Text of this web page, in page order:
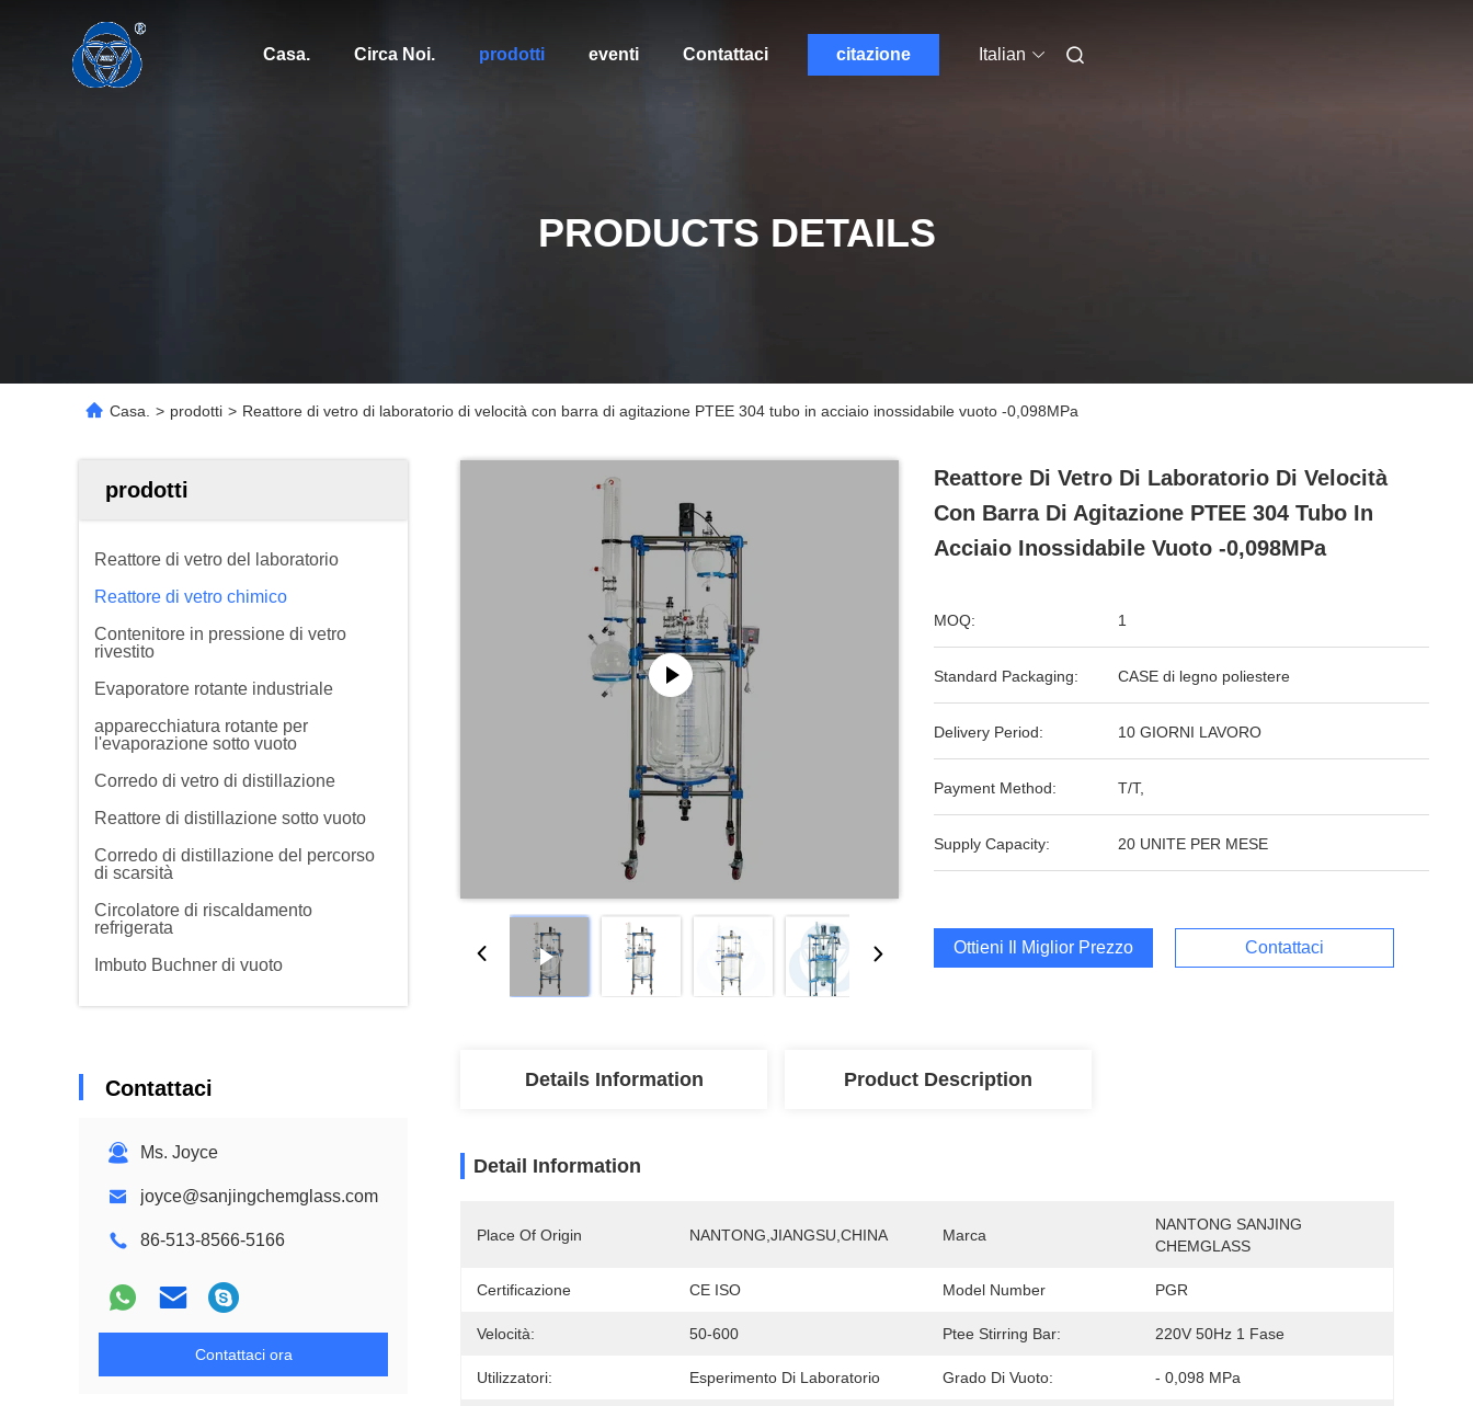
Casa. Circa Noi. prodotti eventi Contattaci citazione Italian
PRODUCTS DETAILS
Casa. > prodotti > Reattore di vetro di laboratorio di velocità con barra di agitazione PTEE 304 tubo in acciaio inossidabile vuoto -0,098MPa
prodotti
Reattore di vetro del laboratorio
Reattore di vetro chimico
Contenitore in pressione di vetro
rivestito
Evaporatore rotante industriale
apparecchiatura rotante per
l'evaporazione sotto vuoto
Corredo di vetro di distillazione
Reattore di distillazione sotto vuoto
Corredo di distillazione del percorso
di scarsità
Circolatore di riscaldamento
refrigerata
Imbuto Buchner di vuoto
Contattaci
Ms. Joyce
joyce@sanjingchemglass.com
86-513-8566-5166
Contattaci ora
Reattore Di Vetro Di Laboratorio Di Velocità
Con Barra Di Agitazione PTEE 304 Tubo In
Acciaio Inossidabile Vuoto -0,098MPa
MOQ: 1
Standard Packaging: CASE di legno poliestere
Delivery Period: 10 GIORNI LAVORO
Payment Method: T/T,
Supply Capacity: 20 UNITE PER MESE
Ottieni Il Miglior Prezzo Contattaci
Details Information Product Description
Detail Information
Place Of Origin NANTONG,JIANGSU,CHINA Marca
NANTONG SANJING
CHEMGLASS
Certificazione CE ISO Model Number PGR
Velocità: 50-600 Ptee Stirring Bar: 220V 50Hz 1 Fase
Utilizzatori: Esperimento Di Laboratorio Grado Di Vuoto: - 0,098 MPa